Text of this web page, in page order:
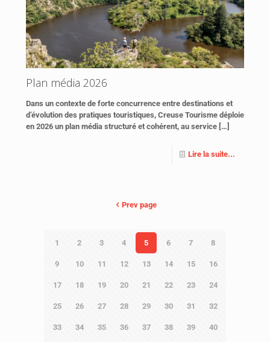
Plan média 2026
Dans un contexte de forte concurrence entre destinations et
d’évolution des pratiques touristiques, Creuse Tourisme déploie
en 2026 un plan média structuré et cohérent, au service […]
Lire la suite...
Prev page
1 2 3 4 5 6 7 8
9 10 11 12 13 14 15 16
17 18 19 20 21 22 23 24
25 26 27 28 29 30 31 32
33 34 35 36 37 38 39 40